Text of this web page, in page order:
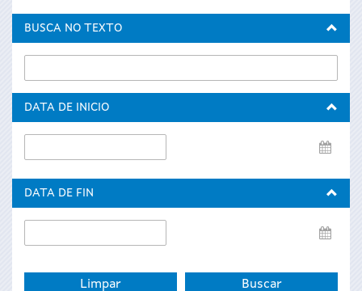
BUSCA NO TEXTO
DATA DE INICIO
de
DATA DE FIN
de